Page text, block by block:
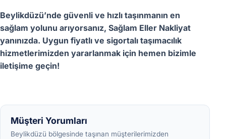
Müşteri Yorumları
Beylikdüzü bölgesinde taşınan müşterilerimizden
Beylikdüzü’nde güvenli ve hızlı taşınmanın en
sağlam yolunu arıyorsanız, Sağlam Eller Nakliyat
yanınızda. Uygun fiyatlı ve sigortalı taşımacılık
hizmetlerimizden yararlanmak için hemen bizimle
iletişime geçin!